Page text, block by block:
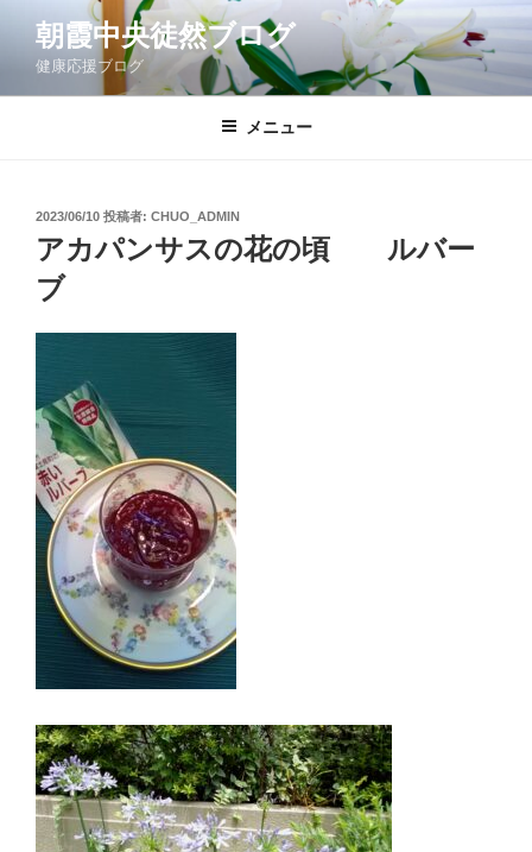
ン
朝霞中央徒然ブログ
健康応援ブログ
メニュー
投
稿
日:
2023/06/10 投稿者: CHUO_ADMIN
アカパンサスの花の頃 ルバー
ブ